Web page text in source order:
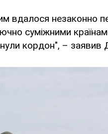
вдалося незаконно
суміжними
кордон", – заявив